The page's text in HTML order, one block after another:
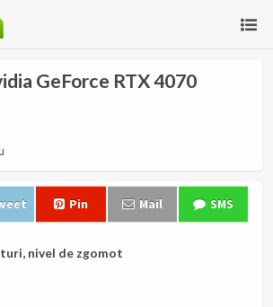
GeForce RTX 4070
Pin Mail SMS
nivel de zgomot